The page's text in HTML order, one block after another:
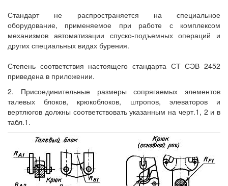
Стандарт не распространяется на специальное
оборудование, применяемое при работе с комплексом
механизмов автоматизации спуско-подъемных операций и
других специальных видах бурения.
Степень соответствия настоящего стандарта СТ СЭВ 2452
приведена в приложении.
2. Присоединительные размеры сопрягаемых элементов
талевых блоков, крюкоблоков, штропов, элеваторов и
вертлюгов должны соответствовать указанным на черт.1, 2 и в
табл.1.